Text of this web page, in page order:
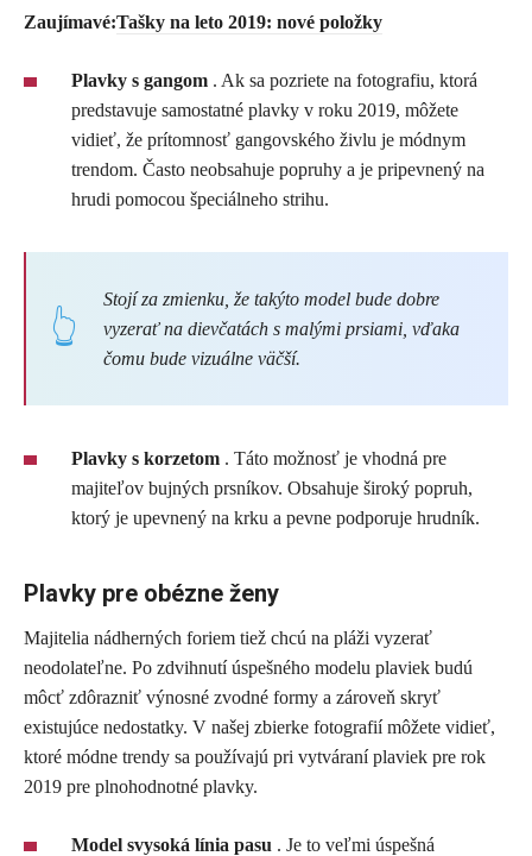
Zaujímavé:Tašky na leto 2019: nové položky
Plavky s gangom . Ak sa pozriete na fotografiu, ktorá
predstavuje samostatné plavky v roku 2019, môžete
vidieť, že prítomnosť gangovského živlu je módnym
trendom. Často neobsahuje popruhy a je pripevnený na
hrudi pomocou špeciálneho strihu.
Stojí za zmienku, že takýto model bude dobre
vyzerať na dievčatách s malými prsiami, vďaka
čomu bude vizuálne väčší.
Plavky s korzetom . Táto možnosť je vhodná pre
majiteľov bujných prsníkov. Obsahuje široký popruh,
ktorý je upevnený na krku a pevne podporuje hrudník.
Plavky pre obézne ženy
Majitelia nádherných foriem tiež chcú na pláži vyzerať
neodolateľne. Po zdvihnutí úspešného modelu plaviek budú
môcť zdôrazniť výnosné zvodné formy a zároveň skryť
existujúce nedostatky. V našej zbierke fotografií môžete vidieť,
ktoré módne trendy sa používajú pri vytváraní plaviek pre rok
2019 pre plnohodnotné plavky.
Model svysoká línia pasu . Je to veľmi úspešná